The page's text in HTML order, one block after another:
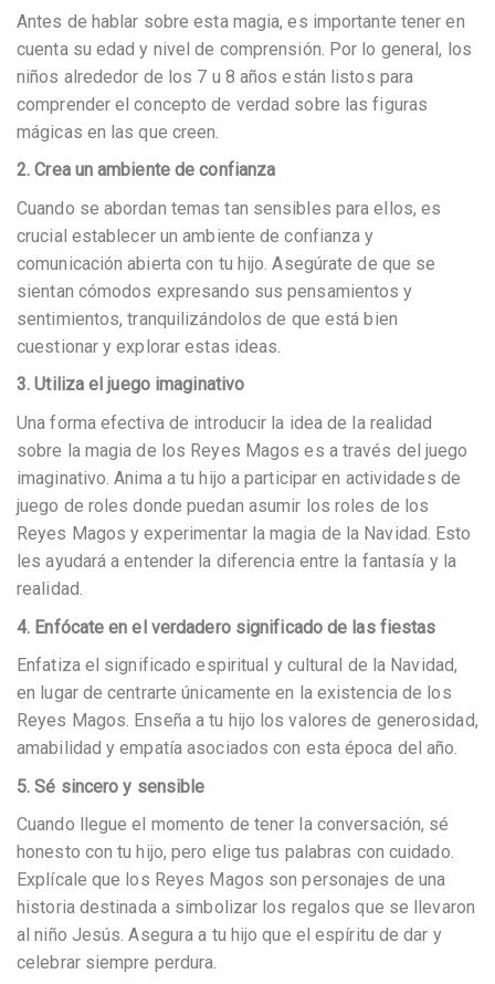
Antes de hablar sobre esta magia, es importante tener en
cuenta su edad y nivel de comprensión. Por lo general, los
niños alrededor de los 7 u 8 años están listos para
comprender el concepto de verdad sobre las figuras
mágicas en las que creen.
2. Crea un ambiente de confianza
Cuando se abordan temas tan sensibles para ellos, es
crucial establecer un ambiente de confianza y
comunicación abierta con tu hijo. Asegúrate de que se
sientan cómodos expresando sus pensamientos y
sentimientos, tranquilizándolos de que está bien
cuestionar y explorar estas ideas.
3. Utiliza el juego imaginativo
Una forma efectiva de introducir la idea de la realidad
sobre la magia de los Reyes Magos es a través del juego
imaginativo. Anima a tu hijo a participar en actividades de
juego de roles donde puedan asumir los roles de los
Reyes Magos y experimentar la magia de la Navidad. Esto
les ayudará a entender la diferencia entre la fantasía y la
realidad.
4. Enfócate en el verdadero significado de las fiestas
Enfatiza el significado espiritual y cultural de la Navidad,
en lugar de centrarte únicamente en la existencia de los
Reyes Magos. Enseña a tu hijo los valores de generosidad,
amabilidad y empatía asociados con esta época del año.
5. Sé sincero y sensible
Cuando llegue el momento de tener la conversación, sé
honesto con tu hijo, pero elige tus palabras con cuidado.
Explícale que los Reyes Magos son personajes de una
historia destinada a simbolizar los regalos que se llevaron
al niño Jesús. Asegura a tu hijo que el espíritu de dar y
celebrar siempre perdura.